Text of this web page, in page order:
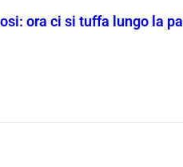
ora ci si tuffa lungo la